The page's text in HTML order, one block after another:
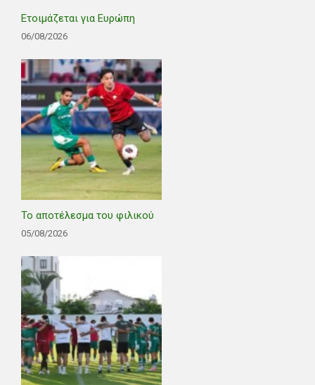
Ετοιμάζεται για Ευρώπη
06/08/2026
Το αποτέλεσμα του φιλικού
05/08/2026